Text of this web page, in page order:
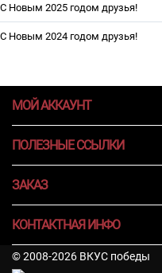
С Новым 2025 годом друзья!
С Новым 2024 годом друзья!
МОЙ АККАУНТ
ПОЛЕЗНЫЕ ССЫЛКИ
ЗАКАЗ
КОНТАКТНАЯ ИНФО
© 2008-2026 ВКУС победы